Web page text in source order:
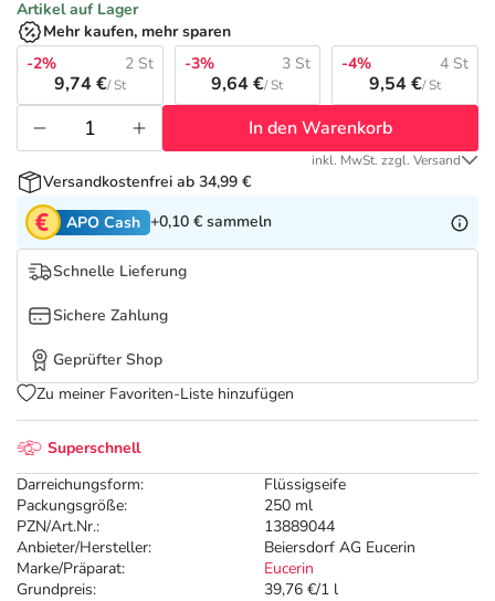
Tierapotheke
Vitamine & Mineralstoffe
Marken
Salus Deals
Superschnell
Darreichungsform:
Flüssigseife
Packungsgröße:
250 ml
PZN/Art.Nr.:
13889044
Anbieter/Hersteller:
Beiersdorf AG Eucerin
Marke/Präparat:
Eucerin
Grundpreis:
39,76 €/1 l
Artikel auf Lager
Mehr kaufen, mehr sparen
-2%
2 St
9,74 €/ St
-3% 3 St
9,64 €/ St
-4% 4 St
9,54 €/ St
In den Warenkorb
inkl. MwSt. zzgl. Versand
Versandkostenfrei ab 34,99 €
APO Cash +0,10 € sammeln
Schnelle Lieferung
Sichere Zahlung
Geprüfter Shop
Zu meiner Favoriten-Liste hinzufügen